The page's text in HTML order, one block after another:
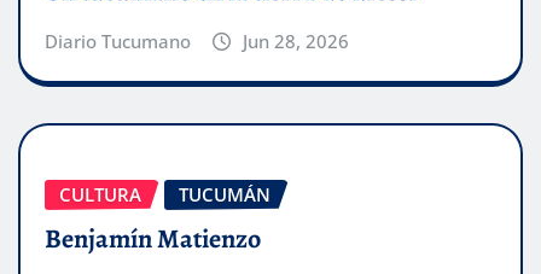
Diario Tucumano Jun 28, 2026
CULTURA TUCUMÁN
Benjamín Matienzo